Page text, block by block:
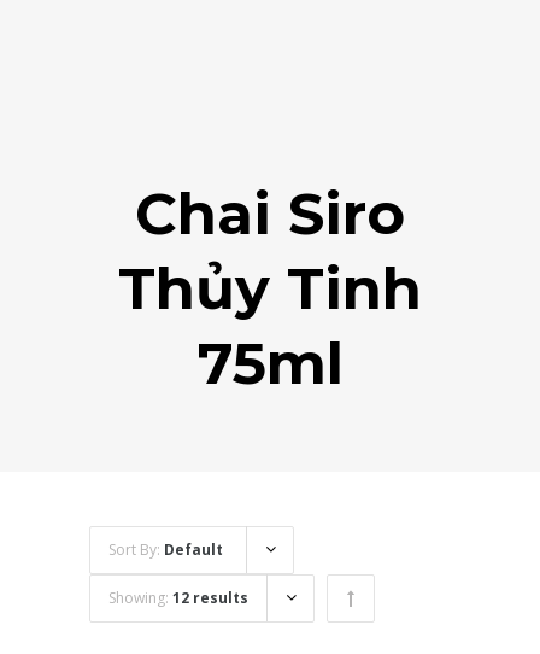
Chai Siro
Thủy Tinh
75ml
Sort By: Default
Showing: 12 results